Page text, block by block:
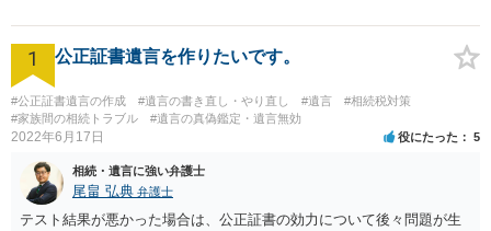
1 公正証書遺言を作りたいです。
#公正証書遺言の作成 #遺言の書き直し・やり直し #遺言
#相続税対策
#家族間の相続トラブル
#遺言の真偽鑑定・遺言無効
2022年6月17日 役にたった 5
相続・遺言に強い弁護士
尾畠 弘典 弁護士
テスト結果が悪かった場合は、公正証書の効力について後々問題が生